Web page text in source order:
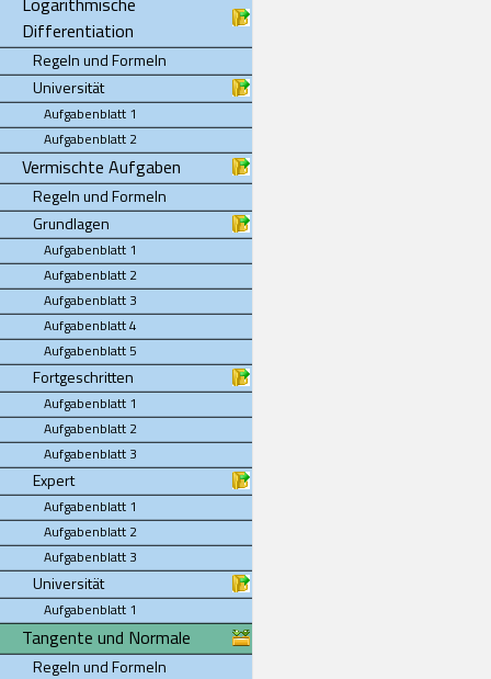
Differentiation
Regeln und Formeln
Universität
Aufgabenblatt 1
Aufgabenblatt 2
Vermischte Aufgaben
Regeln und Formeln
Grundlagen
Aufgabenblatt 1
Aufgabenblatt 2
Aufgabenblatt 3
Aufgabenblatt 4
Aufgabenblatt 5
Fortgeschritten
Aufgabenblatt 1
Aufgabenblatt 2
Aufgabenblatt 3
Expert
Aufgabenblatt 1
Aufgabenblatt 2
Aufgabenblatt 3
Universität
Aufgabenblatt 1
Tangente und Normale
Regeln und Formeln